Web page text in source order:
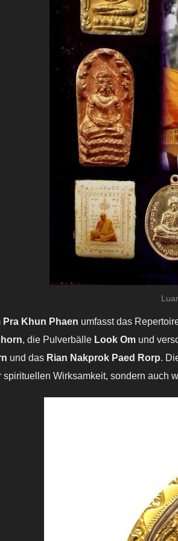
Pra Khun Phaen umfasst das
, die Pulverbälle Look Om und
und das Rian Nakprok Paed Rorp.
spirituellen Wirksamkeit, sondern auch